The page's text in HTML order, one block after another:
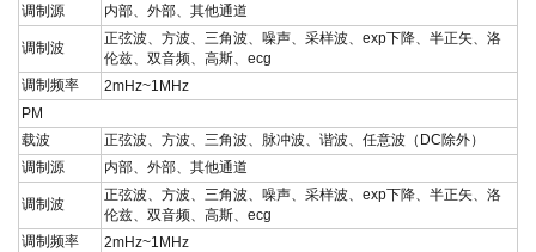
调制源
内部、外部、其他通道
调制波
正弦波、方波、三角波、噪声、采样波、exp下降、半正矢、洛
伦兹、双音频、高斯、ecg
调制频率
2mHz~1MHz
PM
载波
正弦波、方波、三角波、脉冲波、谐波、任意波（ DC除外）
调制源
内部、外部、其他通道
调制波
正弦波、方波、三角波、噪声、采样波、exp下降、半正矢、洛
伦兹、双音频、高斯、ecg
调制频率
2mHz~1MHz